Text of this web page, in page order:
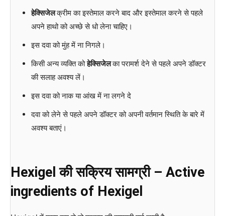
हेक्सिजेलक्रीम का इस्तेमाल करने बाद और इस्तेमाल करने से पहले
अपने हाथो को अच्छे से धो लेना चाहिए।
इस दवा को मुंह में ना निगले।
किसी अन्य व्यक्ति कोहेक्सिजेलका परामर्श देने से पहले अपने डॉक्टर
की सलाह अवश्य लें।
इस दवा को नाक या आंख में ना लगने दे
दवा को लेने से पहले अपने डॉक्टर को अपनी वर्तमान स्थिति के बारे में
अवश्य बताएं।
Hexigel की सक्रिय सामग्री – Active
ingredients of Hexigel